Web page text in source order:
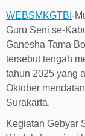
WEBSMKGTBI -
Guru Seni se-
Ganesha Tama
tersebut tengah
tahun 2025 yang
Oktober
Surakarta.
Kegiatan Gebyar